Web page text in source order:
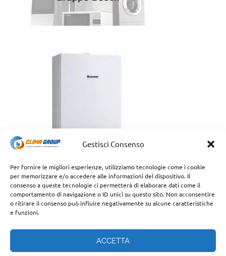
Gestisci Consenso
Per fornire le migliori esperienze, utilizziamo tecnologie come i cookie
per memorizzare e/o accedere alle informazioni del dispositivo. Il
consenso a queste tecnologie ci permetterà di elaborare dati come il
comportamento di navigazione o ID unici su questo sito. Non acconsentire
o ritirare il consenso può influire negativamente su alcune caratteristiche
e funzioni.
ACCETTA